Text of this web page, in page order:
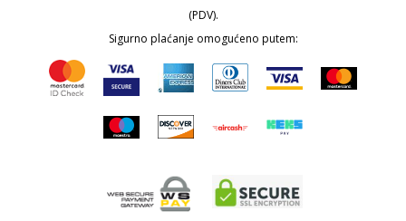
(PDV).
Sigurno plaćanje omogućeno putem: